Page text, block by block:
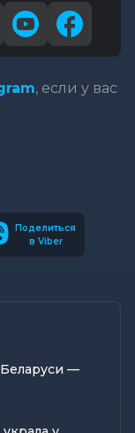
, если у вас
Поделиться
в Viber
—